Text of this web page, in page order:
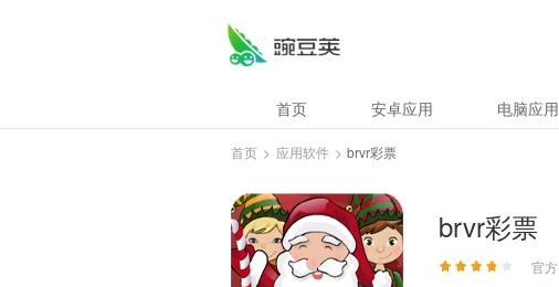
首页 安卓应用 电脑应用
首页 > 应用软件 > brvr彩票
brvr彩票
官方